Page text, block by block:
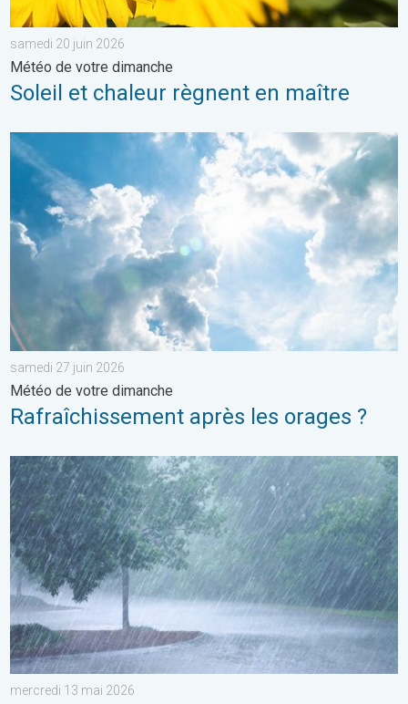
samedi 20 juin 2026
Météo de votre dimanche
Soleil et chaleur règnent en maître
Rafraîchissement après les orages ?. Météo de votre
samedi 27 juin 2026
Météo de votre dimanche
Rafraîchissement après les orages ?
Plusieurs perturbations au programme. Bulletin météo à 5
mercredi 13 mai 2026